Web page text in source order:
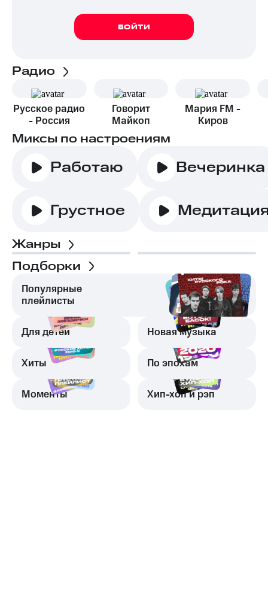
ВОЙТИ
Радио
Русское радио
- Россия
Говорит
Майкоп
Мария FM -
Киров
Миксы по настроениям
Работаю Вечеринка
Грустное
Жанры
Подборки
Популярные
плейлисты
Для детей Новая музыка
Хиты По эпохам
Моменты Хип-хоп и рэп